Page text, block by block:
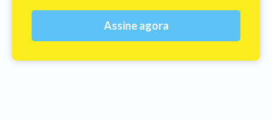
Assine agora